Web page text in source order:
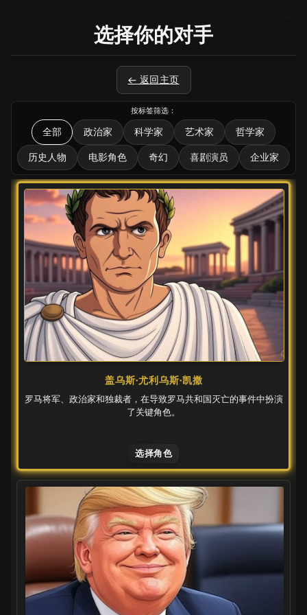
选择你的对手
← 返回主页
按标签筛选：
全部 政治家 科学家 艺术家 哲学家
历史人物 电影角色 奇幻 喜剧演员 企业家
盖乌斯·尤利乌斯·凯撒
罗马将军、政治家和独裁者，在导致罗马共和国灭亡的事件中扮演
了关键角色。
选择角色